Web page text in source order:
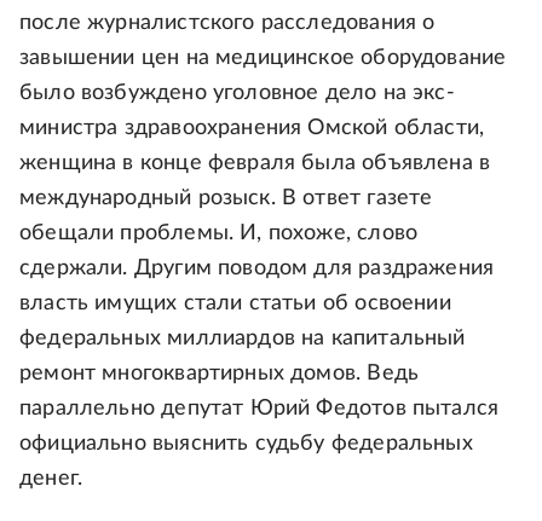
после журналистского расследования о
завышении цен на медицинское оборудование
было возбуждено уголовное дело на экс-
министра здравоохранения Омской области,
женщина в конце февраля была объявлена в
международный розыск. В ответ газете
обещали проблемы. И, похоже, слово
сдержали. Другим поводом для раздражения
власть имущих стали статьи об освоении
федеральных миллиардов на капитальный
ремонт многоквартирных домов. Ведь
параллельно депутат Юрий Федотов пытался
официально выяснить судьбу федеральных
денег.